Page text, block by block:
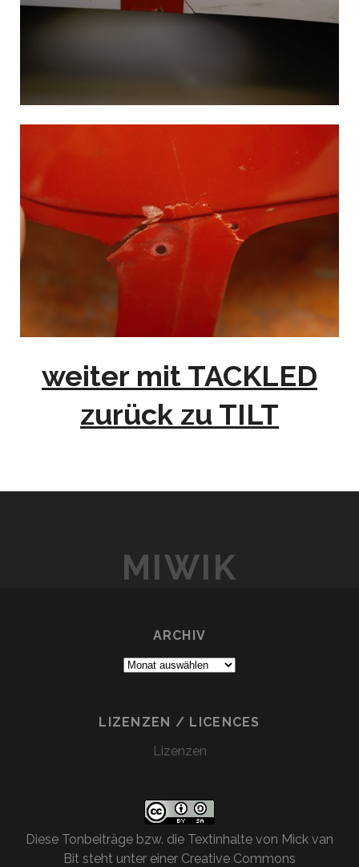
weiter mit TACKLED
zurück zu TILT
MIWIK
ARCHIV
Archiv
LIZENZEN / LICENCES
Lizenzen
Diese Tonbeiträge bzw. die Textinhalte von Mick van
Bit steht unter einer Creative Commons